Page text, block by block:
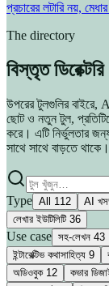
প্রচারের লটারি নয়,
The directory
বিস্তৃত ডিরেক্টরি
উপরের টুলগুলির বাইরে,
ছোট ও নতুন টুল,
করে। এটি নির্ভুলতার
সাথে সাথে বাড়তে থাকে।
Type All 112 AI
লেখার ইউটিলিটি 36
Use case সহ-লেখন 43
ইন্টারেক্টিভ কথাসাহিত্য 9
অডিওবুক 12 কভার